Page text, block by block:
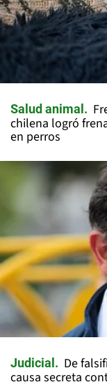
Salud animal
chilena logró
en perros
Judicial
De
causa secreta